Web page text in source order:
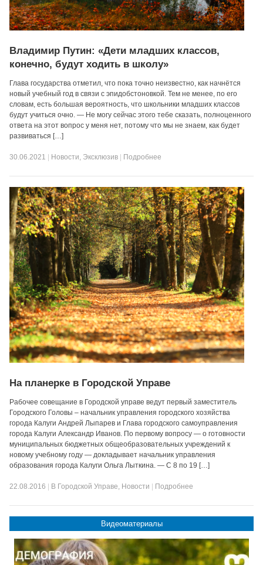
Владимир Путин: «Дети младших классов,
конечно, будут ходить в школу»
Глава государства отметил, что пока точно неизвестно, как начнётся
новый учебный год в связи с эпидобстоновкой. Тем не менее, по его
словам, есть большая вероятность, что школьники младших классов
будут учиться очно. — Не могу сейчас этого тебе сказать, полноценного
ответа на этот вопрос у меня нет, потому что мы не знаем, как будет
развиваться […]
30.06.2021 Новости, Эксклюзив Подробнее
На планерке в Городской Управе
Рабочее совещание в Городской управе ведут первый заместитель
Городского Головы – начальник управления городского хозяйства
города Калуги Андрей Лыпарев и Глава городского самоуправления
города Калуги Александр Иванов. По первому вопросу — о готовности
муниципальных бюджетных общеобразовательных учреждений к
новому учебному году — докладывает начальник управления
образования города Калуги Ольга Лыткина. — С 8 по 19 […]
22.08.2016 В Городской Управе, Новости Подробнее
Видеоматериалы